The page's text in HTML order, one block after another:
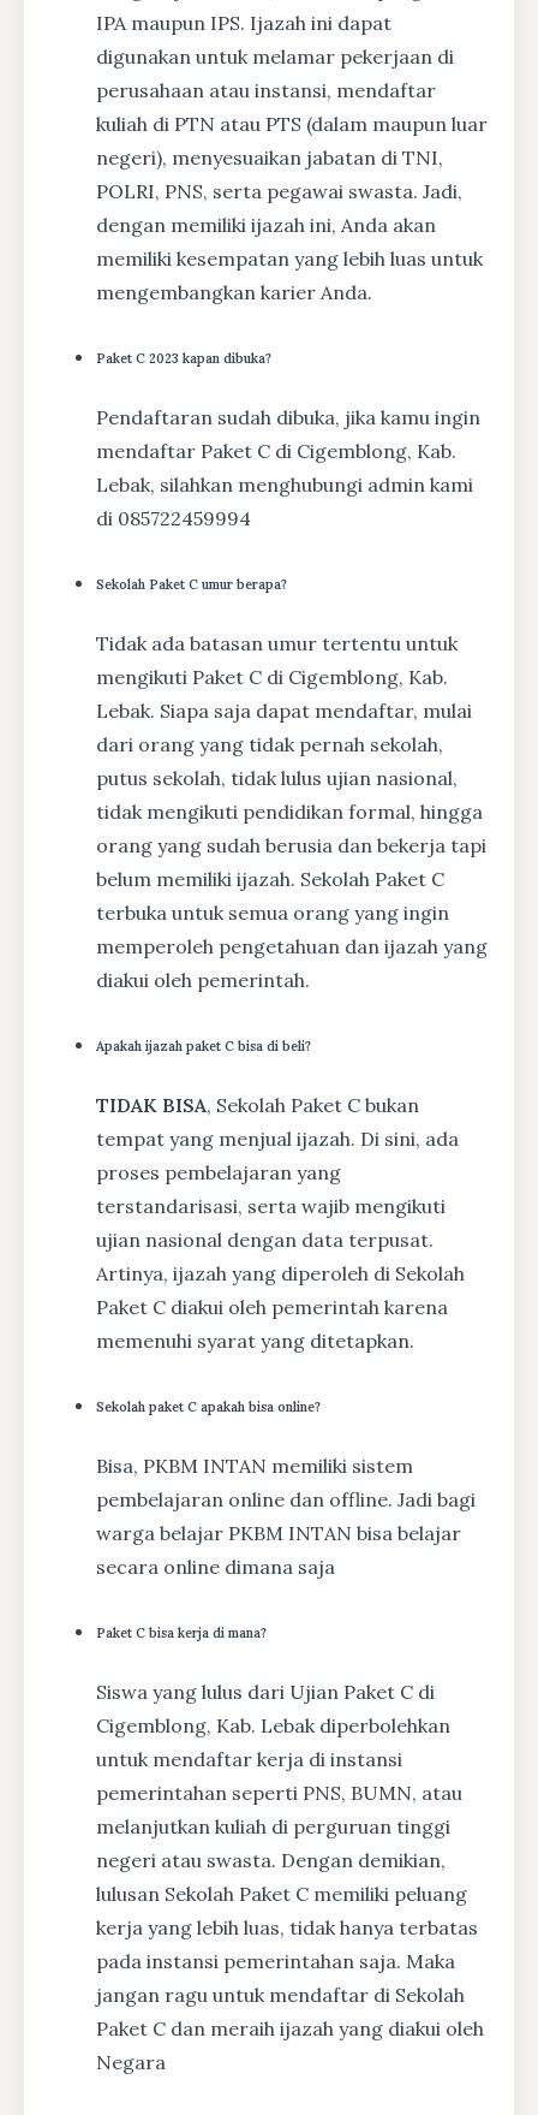
IPA maupun IPS. Ijazah ini dapat
digunakan untuk melamar pekerjaan di
perusahaan atau instansi, mendaftar
kuliah di PTN atau PTS (dalam maupun luar
negeri), menyesuaikan jabatan di TNI,
POLRI, PNS, serta pegawai swasta. Jadi,
dengan memiliki ijazah ini, Anda akan
memiliki kesempatan yang lebih luas untuk
mengembangkan karier Anda.
Paket C 2023 kapan dibuka?
Pendaftaran sudah dibuka, jika kamu ingin
mendaftar Paket C di Cigemblong, Kab.
Lebak, silahkan menghubungi admin kami
di 085722459994
Sekolah Paket C umur berapa?
Tidak ada batasan umur tertentu untuk
mengikuti Paket C di Cigemblong, Kab.
Lebak. Siapa saja dapat mendaftar, mulai
dari orang yang tidak pernah sekolah,
putus sekolah, tidak lulus ujian nasional,
tidak mengikuti pendidikan formal, hingga
orang yang sudah berusia dan bekerja tapi
belum memiliki ijazah. Sekolah Paket C
terbuka untuk semua orang yang ingin
memperoleh pengetahuan dan ijazah yang
diakui oleh pemerintah.
Apakah ijazah paket C bisa di beli?
TIDAK BISA, Sekolah Paket C bukan
tempat yang menjual ijazah. Di sini, ada
proses pembelajaran yang
terstandarisasi, serta wajib mengikuti
ujian nasional dengan data terpusat.
Artinya, ijazah yang diperoleh di Sekolah
Paket C diakui oleh pemerintah karena
memenuhi syarat yang ditetapkan.
Sekolah paket C apakah bisa online?
Bisa, PKBM INTAN memiliki sistem
pembelajaran online dan offline. Jadi bagi
warga belajar PKBM INTAN bisa belajar
secara online dimana saja
Paket C bisa kerja di mana?
Siswa yang lulus dari Ujian Paket C di
Cigemblong, Kab. Lebak diperbolehkan
untuk mendaftar kerja di instansi
pemerintahan seperti PNS, BUMN, atau
melanjutkan kuliah di perguruan tinggi
negeri atau swasta. Dengan demikian,
lulusan Sekolah Paket C memiliki peluang
kerja yang lebih luas, tidak hanya terbatas
pada instansi pemerintahan saja. Maka
jangan ragu untuk mendaftar di Sekolah
Paket C dan meraih ijazah yang diakui oleh
Negara